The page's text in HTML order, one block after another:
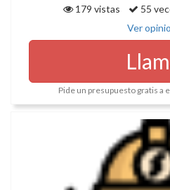
179 vistas
55
Ver
Pide un presupuesto gratis a